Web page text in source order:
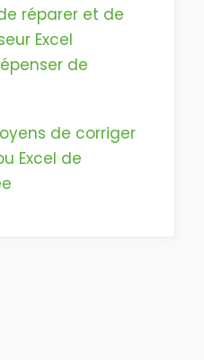
réparer et de
Excel
de
de corriger
Excel de